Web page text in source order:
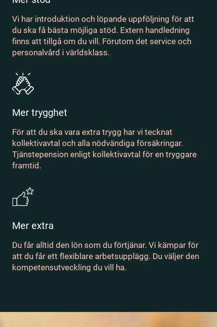
Vi har introduktion och löpande uppföljning för att
du ska få bästa möjliga stöd. Extern handledning
finns att tillgå om du vill. Förutom det service och
personalvård i världsklass.
Mer trygghet
För att du ska vara extra trygg har vi tecknat
kollektivavtal och alla nödvändiga försäkringar.
Tjänstepension enligt kollektivavtal för en tryggare
framtid.
Mer extra
Du får alltid den lön som du förtjänar. Vi kämpar för
att du får ett flexiblare arbetsupplägg. Du väljer den
kompetensutveckling du vill ha.